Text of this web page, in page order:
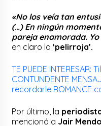
«No los veía tan
(…) En ningún
pareja enamorada.
en claro la‘pelirroja’.
TE PUEDE INTERESAR:
CONTUNDENTE
recordarle ROMANCE
Por último, la
mencionó a Jair